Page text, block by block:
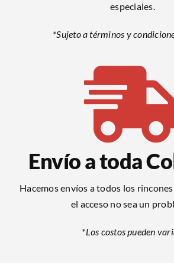
especiales.
*Sujeto a términos y
Envío a toda
Hacemos envíos a todos los
el acceso no sea un
*Los costos pueden